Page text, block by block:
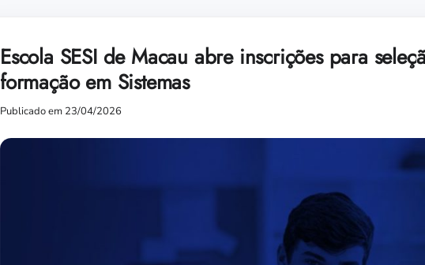
Escola SESI de Macau abre inscrições para
formação em Sistemas
Publicado em 23/04/2026